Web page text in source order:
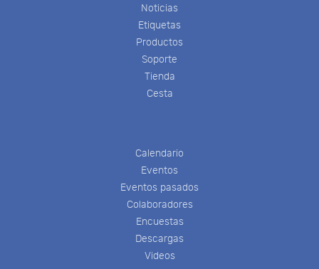
Noticias
Etiquetas
Productos
Soporte
Tienda
Cesta
Calendario
Eventos
Eventos pasados
Colaboradores
Encuestas
Descargas
Videos